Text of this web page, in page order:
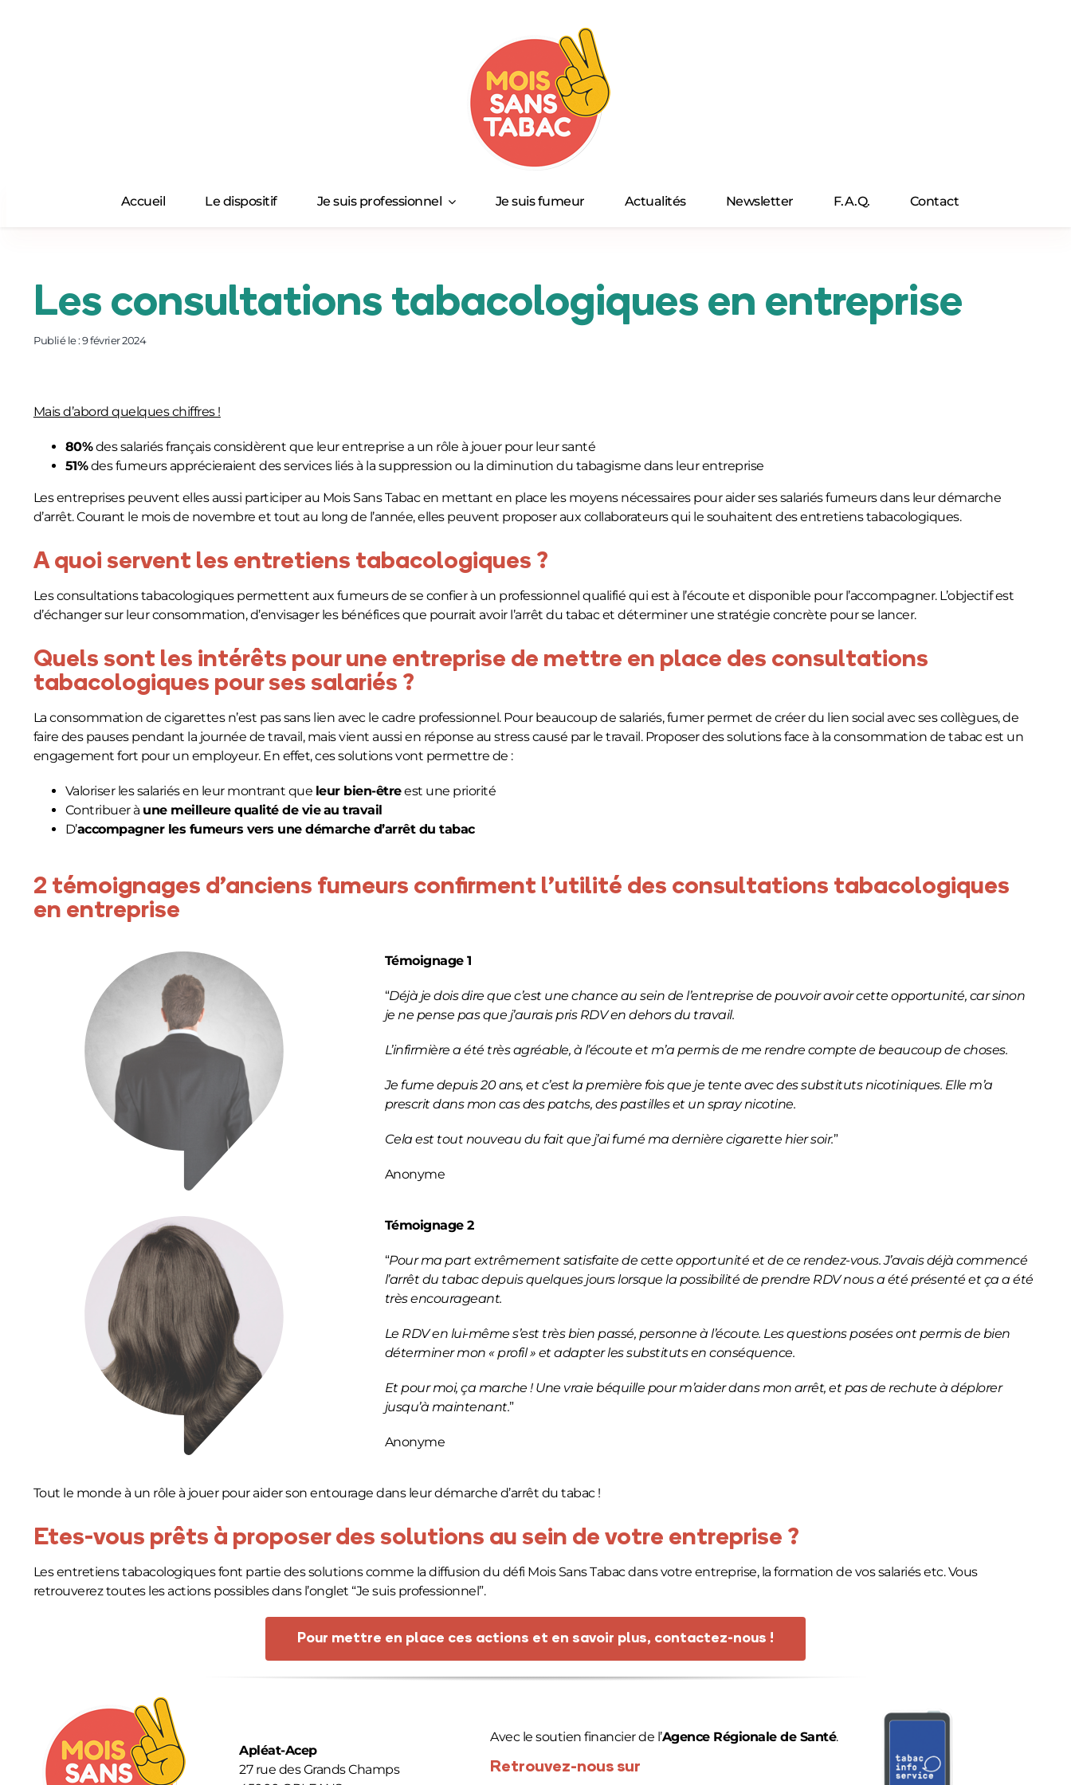
Accueil Le dispositif Je suis professionnel Je suis fumeur Actualités Newsletter F.A.Q. Contact
Les consultations tabacologiques en entreprise
Publié le : 9 février 2024
Mais d’abord quelques chiffres !
80%des salariés français considèrent que leur entreprise a un rôle à jouer pour leur santé
51%des fumeurs apprécieraient des services liés à la suppression ou la diminution du tabagisme dans leur entreprise
Les entreprises peuvent elles aussi participer au Mois Sans Tabac en mettant en place les moyens nécessaires pour aider ses salariés fumeurs dans leur démarche
d’arrêt. Courant le mois de novembre et tout au long de l’année, elles peuvent proposer aux collaborateurs qui le souhaitent des entretiens tabacologiques.
A quoi servent les entretiens tabacologiques ?
Les consultations tabacologiques permettent aux fumeurs de se confier à un professionnel qualifié qui est à l’écoute et disponible pour l’accompagner. L’objectif est
d’échanger sur leur consommation, d’envisager les bénéfices que pourrait avoir l’arrêt du tabac et déterminer une stratégie concrète pour se lancer.
Quels sont les intérêts pour une entreprise de mettre en place des consultations
tabacologiques pour ses salariés ?
La consommation de cigarettes n’est pas sans lien avec le cadre professionnel. Pour beaucoup de salariés, fumer permet de créer du lien social avec ses collègues, de
faire des pauses pendant la journée de travail, mais vient aussi en réponse au stress causé par le travail. Proposer des solutions face à la consommation de tabac est un
engagement fort pour un employeur. En effet, ces solutions vont permettre de :
Valoriser les salariés en leur montrant que leur bien-êtreest une priorité
Contribuer à une meilleure qualité de vieau travail
D’accompagner les fumeurs vers une démarche d’arrêt du tabac
2 témoignages d’anciens fumeurs confirment l’utilité des consultations tabacologiques
en entreprise
Témoignage 1
“Déjà je dois dire que c’est une chance au sein de l’entreprise de pouvoir avoir cette opportunité, car sinon
je ne pense pas que j’aurais pris RDV en dehors du travail.
L’infirmière a été très agréable, à l’écoute et m’a permis de me rendre compte de beaucoup de choses.
Je fume depuis 20 ans, et c’est la première fois que je tente avec des substituts nicotiniques. Elle m’a
prescrit dans mon cas des patchs, des pastilles et un spray nicotine.
Cela est tout nouveau du fait que j’ai fumé ma dernière cigarette hier soir.”
Anonyme
Témoignage 2
“Pour ma part extrêmement satisfaite de cette opportunité et de ce rendez-vous. J’avais déjà commencé
l’arrêt du tabac depuis quelques jours lorsque la possibilité de prendre RDV nous a été présenté et ça a été
très encourageant.
Le RDV en lui-même s’est très bien passé, personne à l’écoute. Les questions posées ont permis de bien
déterminer mon « profil » et adapter les substituts en conséquence.
Et pour moi, ça marche ! Une vraie béquille pour m’aider dans mon arrêt, et pas de rechute à déplorer
jusqu’à maintenant.”
Anonyme
Tout le monde à un rôle à jouer pour aider son entourage dans leur démarche d’arrêt du tabac !
Etes-vous prêts à proposer des solutions au sein de votre entreprise ?
Les entretiens tabacologiques font partie des solutions comme la diffusion du défi Mois Sans Tabac dans votre entreprise, la formation de vos salariés etc. Vous
retrouverez toutes les actions possibles dans l’onglet “Je suis professionnel”.
Pour mettre en place ces actions et en savoir plus, contactez-nous !
Apléat-Acep
27 rue des Grands Champs
Avec le soutien financier de l’Agence Régionale de Santé.
Retrouvez-nous sur